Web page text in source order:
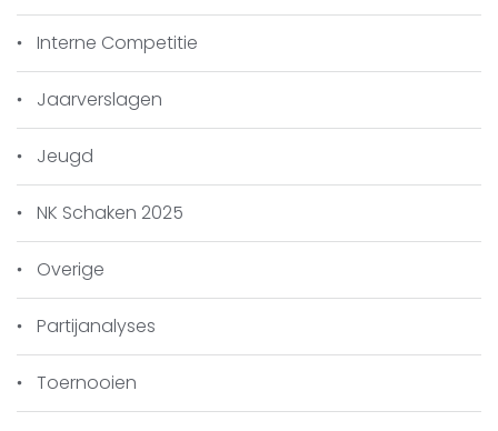
Interne Competitie
Jaarverslagen
Jeugd
NK Schaken 2025
Overige
Partijanalyses
Toernooien